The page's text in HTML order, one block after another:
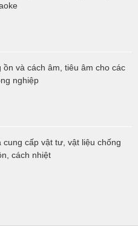
ồn và cách âm, tiêu âm cho các
nghiệp
cung cấp vật tư, vật liệu chống
cách nhiệt